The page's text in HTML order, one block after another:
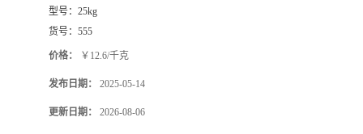
型号： 25kg
货号： 555
价格： ￥12.6/千克
发布日期： 2025-05-14
更新日期： 2026-08-06